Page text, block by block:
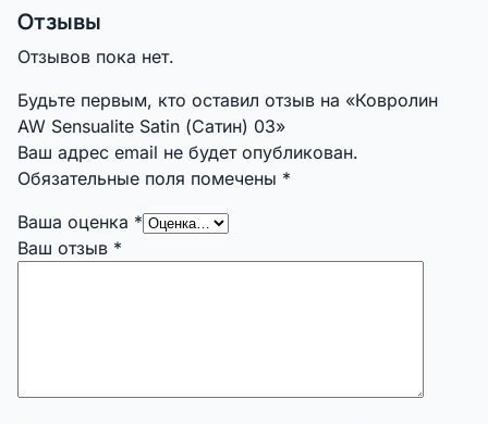
Отзывы
Отзывов пока нет.
Будьте первым, кто оставил отзыв на «Ковролин
AW Sensualite Satin (Сатин) 03»
Ваш адрес email не будет опубликован.
Обязательные поля помечены *
Ваша оценка *
Ваш отзыв *